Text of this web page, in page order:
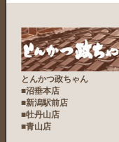
とんかつ政ちゃん
■沼垂本店
■新潟駅前店
■牡丹山店
■青山店